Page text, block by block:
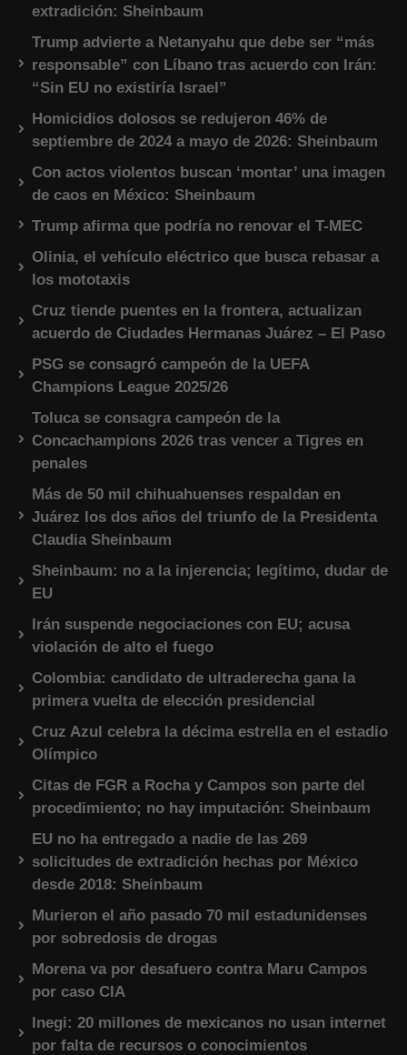
extradición: Sheinbaum
Trump advierte a Netanyahu que debe ser “más
responsable” con Líbano tras acuerdo con Irán:
“Sin EU no existiría Israel”
Homicidios dolosos se redujeron 46% de
septiembre de 2024 a mayo de 2026: Sheinbaum
Con actos violentos buscan ‘montar’ una imagen
de caos en México: Sheinbaum
Trump afirma que podría no renovar el T-MEC
Olinia, el vehículo eléctrico que busca rebasar a
los mototaxis
Cruz tiende puentes en la frontera, actualizan
acuerdo de Ciudades Hermanas Juárez – El Paso
PSG se consagró campeón de la UEFA
Champions League 2025/26
Toluca se consagra campeón de la
Concachampions 2026 tras vencer a Tigres en
penales
Más de 50 mil chihuahuenses respaldan en
Juárez los dos años del triunfo de la Presidenta
Claudia Sheinbaum
Sheinbaum: no a la injerencia; legítimo, dudar de
EU
Irán suspende negociaciones con EU; acusa
violación de alto el fuego
Colombia: candidato de ultraderecha gana la
primera vuelta de elección presidencial
Cruz Azul celebra la décima estrella en el estadio
Olímpico
Citas de FGR a Rocha y Campos son parte del
procedimiento; no hay imputación: Sheinbaum
EU no ha entregado a nadie de las 269
solicitudes de extradición hechas por México
desde 2018: Sheinbaum
Murieron el año pasado 70 mil estadunidenses
por sobredosis de drogas
Morena va por desafuero contra Maru Campos
por caso CIA
Inegi: 20 millones de mexicanos no usan internet
por falta de recursos o conocimientos